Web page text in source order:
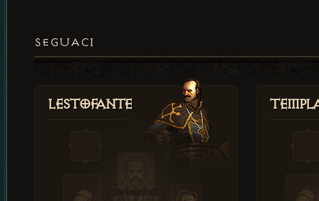
SEGUACI
Lestofante